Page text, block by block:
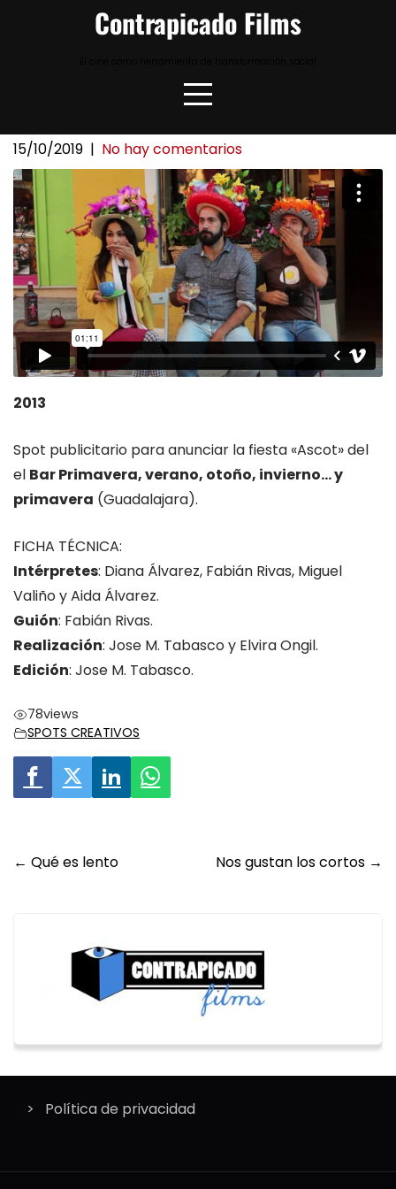
Contrapicado Films
15/10/2019 | No hay comentarios
2013
Spot publicitario para anunciar la fiesta «Ascot» del
el Bar Primavera, verano, otoño, invierno… y
primavera (Guadalajara).
FICHA TÉCNICA:
Intérpretes: Diana Álvarez, Fabián Rivas, Miguel
Valiño y Aida Álvarez.
Guión: Fabián Rivas.
Realización: Jose M. Tabasco y Elvira Ongil.
Edición: Jose M. Tabasco.
78views
SPOTS CREATIVOS
Post
← Qué es lento Nos gustan los cortos →
Política de privacidad